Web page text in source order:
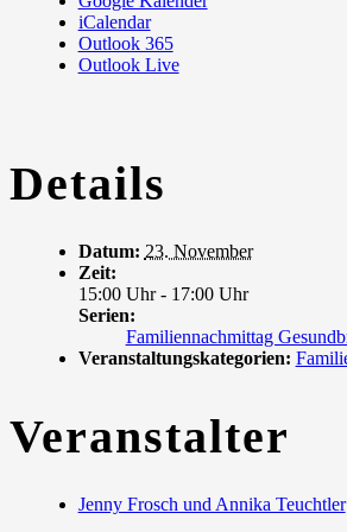
iCalendar
Outlook 365
Outlook Live
Details
Datum: 23. November
Zeit:
15:00 Uhr - 17:00 Uhr
Serien:
Familiennachmittag
Veranstaltungskategorien:
Veranstalter
Jenny Frosch und Annika Teuchtler